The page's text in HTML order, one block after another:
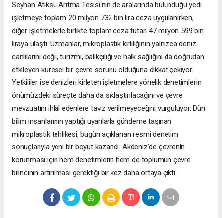
Seyhan Atıksu Arıtma Tesisi'nin de aralarında bulunduğu yedi
işletmeye toplam 20 milyon 732 bin lira ceza uygulanırken,
diğer işletmelerle birlikte toplam ceza tutarı 47 milyon 599 bin
liraya ulaştı. Uzmanlar, mikroplastik kirliliğinin yalnızca deniz
canlılarını değil, turizmi, balıkçılığı ve halk sağlığını da doğrudan
etkileyen küresel bir çevre sorunu olduğuna dikkat çekiyor.
Yetkililer ise denizleri kirleten işletmelere yönelik denetimlerin
önümüzdeki süreçte daha da sıklaştırılacağını ve çevre
mevzuatını ihlal edenlere taviz verilmeyeceğini vurguluyor. Dün
bilim insanlarının yaptığı uyarılarla gündeme taşınan
mikroplastik tehlikesi, bugün açıklanan resmi denetim
sonuçlarıyla yeni bir boyut kazandı. Akdeniz'de çevrenin
korunması için hem denetimlerin hem de toplumun çevre
bilincinin artırılması gerektiği bir kez daha ortaya çıktı.